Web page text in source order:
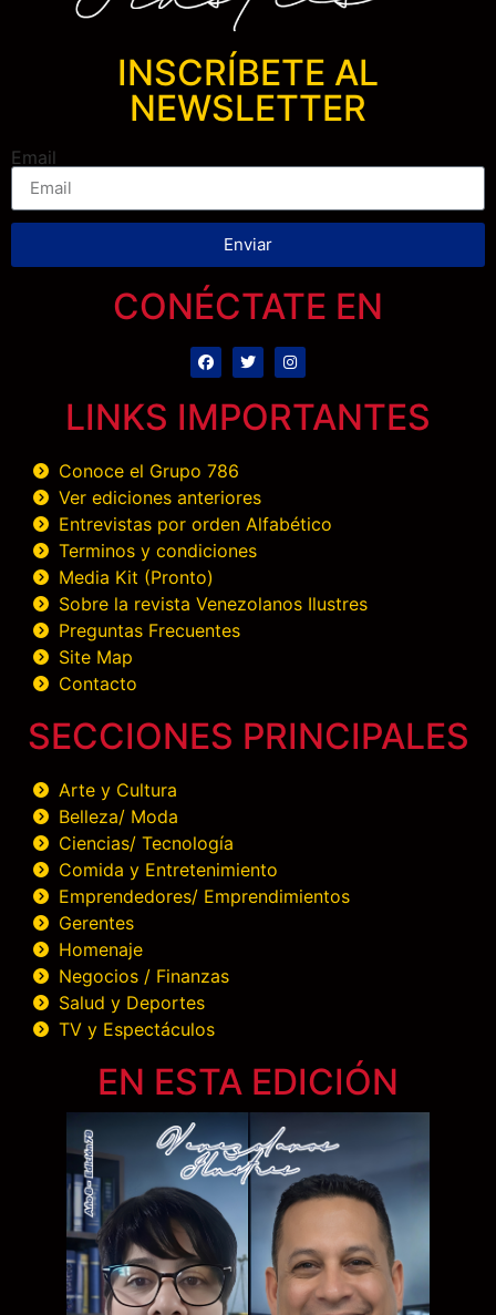
INSCRÍBETE AL
NEWSLETTER
Email
Enviar
CONÉCTATE EN
LINKS IMPORTANTES
Conoce el Grupo 786
Ver ediciones anteriores
Entrevistas por orden Alfabético
Terminos y condiciones
Media Kit (Pronto)
Sobre la revista Venezolanos Ilustres
Preguntas Frecuentes
Site Map
Contacto
SECCIONES PRINCIPALES
Arte y Cultura
Belleza/ Moda
Ciencias/ Tecnología
Comida y Entretenimiento
Emprendedores/ Emprendimientos
Gerentes
Homenaje
Negocios / Finanzas
Salud y Deportes
TV y Espectáculos
EN ESTA EDICIÓN